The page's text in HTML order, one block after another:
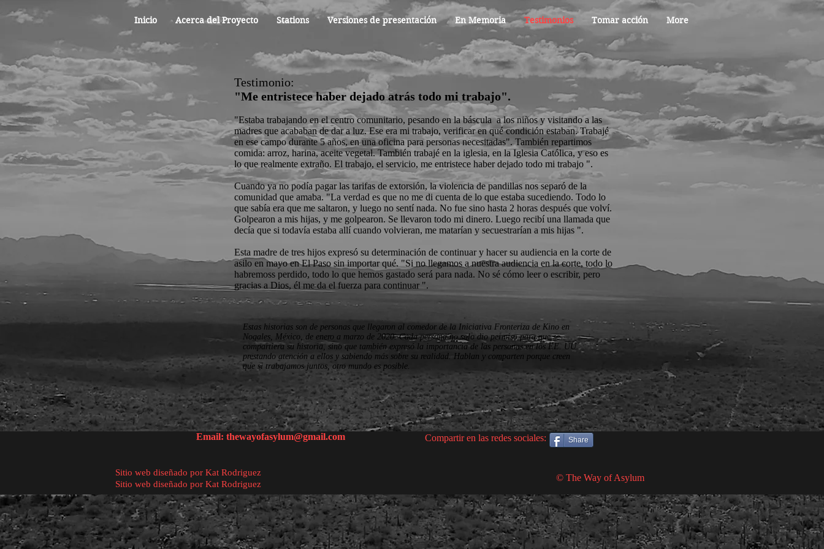
Inicio Acerca del Proyecto Stations Versiones de presentación En Memoria Testimonios Tomar acción More
Testimonio:
"Me entristece haber dejado atrás todo mi trabajo".
"Estaba trabajando en el centro comunitario, pesando en la báscula a los niños y visitando a las
madres que acababan de dar a luz. Ese era mi trabajo, verificar en qué condición estaban. Trabajé
en ese campo durante 5 años, en una oficina para personas necesitadas". También repartimos
comida: arroz, harina, aceite vegetal. También trabajé en la iglesia, en la Iglesia Católica, y eso es
lo que realmente extraño. El trabajo, el servicio, me entristece haber dejado todo mi trabajo ".
Cuando ya no podía pagar las tarifas de extorsión, la violencia de pandillas nos separó de la
comunidad que amaba. "La verdad es que no me di cuenta de lo que estaba sucediendo. Todo lo
que sabía era que me saltaron, y luego no sentí nada. No fue sino hasta 2 horas después que volví.
Golpearon a mis hijas, y me golpearon. Se llevaron todo mi dinero. Luego recibí una llamada que
decía que si todavía estaba allí cuando volvieran, me matarían y secuestrarían a mis hijas ".
Esta madre de tres hijos expresó su determinación de continuar y hacer su audiencia en la corte de
asilo en mayo en El Paso sin importar qué. "Si no llegamos a nuestra audiencia en la corte, todo lo
habremoss perdido, todo lo que hemos gastado será para nada. No sé cómo leer o escribir, pero
gracias a Dios, él me da el fuerza para continuar ".
Estas historias son de personas que llegaron al comedor de la Iniciativa Fronteriza de Kino en
Nogales, México, de enero a marzo de 2020. Cada persona no solo dio permiso para que se
compartiera su historia, sino que también expresó la importancia de las personas en los EE. UU.
prestando atención a ellos y sabiendo más sobre su realidad. Hablan y comparten porque creen
que si trabajamos juntos, otro mundo es posible.
Email: thewayofasylum@gmail.com
Sitio web diseñado por Kat Rodriguez
Sitio web diseñado por Kat Rodriguez
Compartir en las redes sociales: Share
© The Way of Asylum